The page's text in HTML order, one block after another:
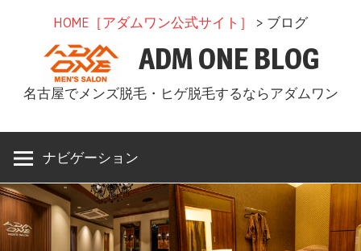
へ
ッ
プ
HOME［アダムワン公式サイト］ > ブログ
ADM ONE BLOG
名古屋でメンズ脱毛・ヒゲ脱毛するならアダムワン
ナビゲーション